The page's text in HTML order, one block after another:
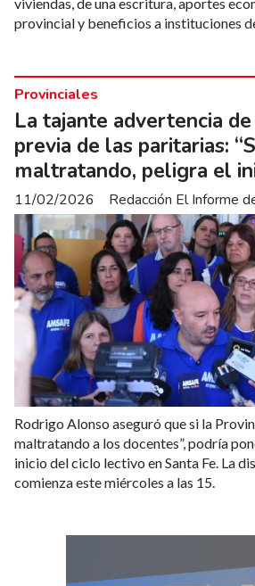
viviendas, de una escritura, aportes
provincial y beneficios a instituciones
La tajante advertencia
previa de las paritarias:
maltratando, peligra el
Redacción El Informe
Provinciales
11/02/2026
Rodrigo Alonso aseguró que si la
maltratando a los docentes”, podría
inicio del ciclo lectivo en Santa Fe. La
comienza este miércoles a las 15.